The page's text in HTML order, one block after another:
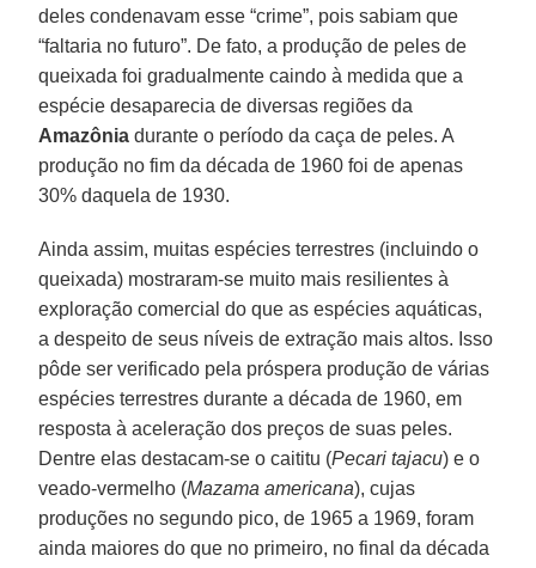
deles condenavam esse “crime”, pois sabiam que
“faltaria no futuro”. De fato, a produção de peles de
queixada foi gradualmente caindo à medida que a
espécie desaparecia de diversas regiões da
Amazônia durante o período da caça de peles. A
produção no fim da década de 1960 foi de apenas
30% daquela de 1930.
Ainda assim, muitas espécies terrestres (incluindo o
queixada) mostraram-se muito mais resilientes à
exploração comercial do que as espécies aquáticas,
a despeito de seus níveis de extração mais altos. Isso
pôde ser verificado pela próspera produção de várias
espécies terrestres durante a década de 1960, em
resposta à aceleração dos preços de suas peles.
Dentre elas destacam-se o caititu (Pecari tajacu) e o
veado-vermelho (Mazama americana), cujas
produções no segundo pico, de 1965 a 1969, foram
ainda maiores do que no primeiro, no final da década